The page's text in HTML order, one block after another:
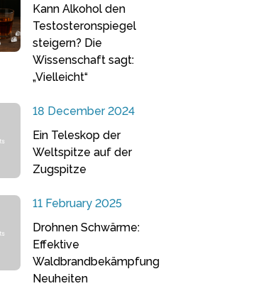
Kann Alkohol den
Testosteronspiegel
steigern? Die
Wissenschaft sagt:
„Vielleicht“
18 December 2024
Ein Teleskop der
Weltspitze auf der
Zugspitze
11 February 2025
Drohnen Schwärme:
Effektive
Waldbrandbekämpfung
Neuheiten